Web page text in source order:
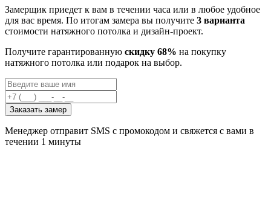
Замерщик приедет к вам в течении часа или в любое удобное
для вас время. По итогам замера вы получите 3 варианта
стоимости натяжного потолка и дизайн-проект.
Получите гарантированную скидку 68% на покупку
натяжного потолка или подарок на выбор.
Заказать замер
Менеджер отправит SMS с промокодом и свяжется с вами в
течении 1 минуты